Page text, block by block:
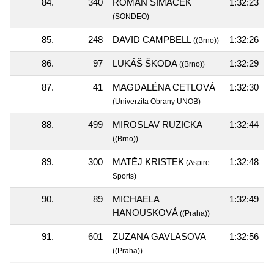
84. 340 ROMAN ŠIMÁČEK
(SONDEO)
1:32:23
85. 248 DAVID CAMPBELL ((Brno)) 1:32:26
86. 97 LUKÁŠ ŠKODA ((Brno)) 1:32:29
87. 41 MAGDALÉNA CETLOVÁ
(Univerzita Obrany UNOB)
1:32:30
88. 499 MIROSLAV RUZICKA
((Brno))
1:32:44
89. 300 MATĚJ KRISTEK (Aspire
Sports)
1:32:48
90. 89
MICHAELA
HANOUSKOVÁ ((Praha))
1:32:49
91. 601 ZUZANA GAVLASOVA
((Praha))
1:32:56